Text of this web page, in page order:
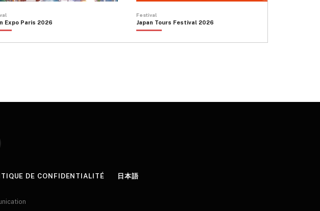
Expo Paris 2026
Festival
Japan Tours Festival 2026
DE CONFIDENTIALITÉ 日本語